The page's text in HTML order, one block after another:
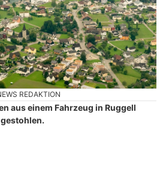
REDAKTION
aus einem Fahrzeug in Ruggell